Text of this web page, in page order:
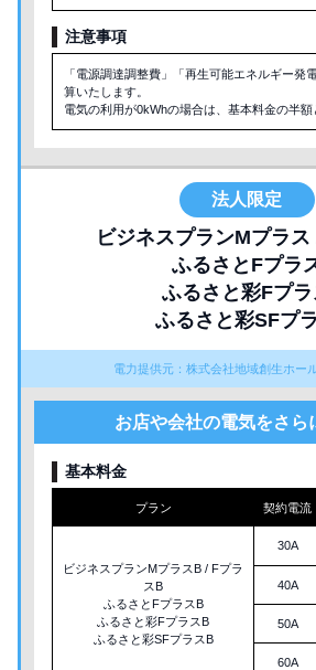
注意事項
「電源調達調整費」「再生可能エネルギー発
算いたします。
電気の利用が0kWhの場合は、基本料金の半額
ビジネスプランMプラ
ふるさとFプラ
ふるさと彩Fプラ
ふるさと彩SFプ
電力提供元：株式会社地域創生ホー
法人限定
お店や会社の電気をさら
基本料金
プラン 契約電流
ビジネスプランMプラスB / Fプラ
スB
ふるさとFプラスB
ふるさと彩FプラスB
ふるさと彩SFプラスB
30A
40A
50A
60A